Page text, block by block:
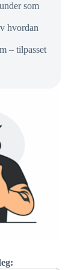
som
hvordan
– tilpasset